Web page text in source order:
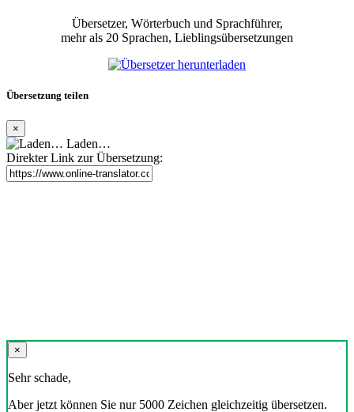
Übersetzer, Wörterbuch und Sprachführer,
mehr als 20 Sprachen, Lieblingsübersetzungen
Übersetzung teilen
×
Laden…
Direkter Link zur Übersetzung:
×
Sehr schade,
Aber jetzt können Sie nur 5000 Zeichen gleichzeitig übersetzen.